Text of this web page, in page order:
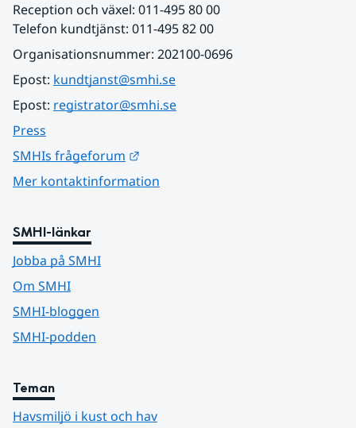
Reception och växel: 011-495 80 00
Telefon kundtjänst: 011-495 82 00
Organisationsnummer: 202100-0696
Epost: kundtjanst@smhi.se
Epost: registrator@smhi.se
Press
SMHIs frågeforum
Mer kontaktinformation
SMHI-länkar
Jobba på SMHI
Om SMHI
SMHI-bloggen
SMHI-podden
Teman
Havsmiljö i kust och hav